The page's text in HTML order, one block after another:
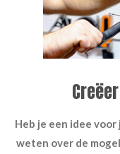
Heb je een idee
weten over de